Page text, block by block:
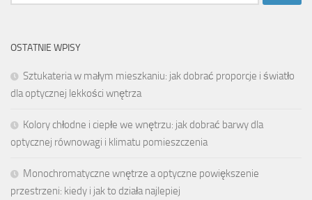
OSTATNIE WPISY
Sztukateria w małym mieszkaniu: jak dobrać proporcje i światło
dla optycznej lekkości wnętrza
Kolory chłodne i ciepłe we wnętrzu: jak dobrać barwy dla
optycznej równowagi i klimatu pomieszczenia
Monochromatyczne wnętrze a optyczne powiększenie
przestrzeni: kiedy i jak to działa najlepiej